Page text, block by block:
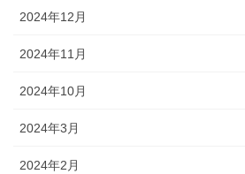
2024年12月
2024年11月
2024年10月
2024年3月
2024年2月